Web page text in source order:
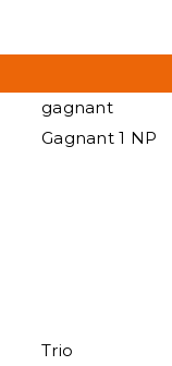
gagnant
Gagnant 1 NP
Trio